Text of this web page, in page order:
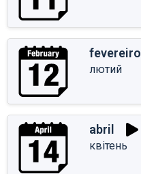
fevereiro
лютий
abril
квітень